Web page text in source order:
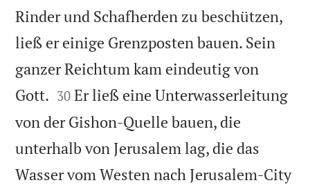
Rinder und Schafherden zu beschützen,
ließ er einige Grenzposten bauen. Sein
ganzer Reichtum kam eindeutig von
Gott. 

30 Er ließ eine Unterwasserleitung
von der Gishon-Quelle bauen, die
unterhalb von Jerusalem lag, die das
Wasser vom Westen nach Jerusalem-City